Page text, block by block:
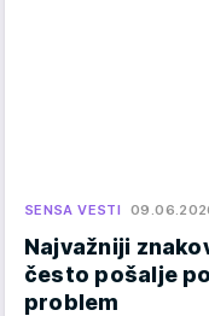
SENSA VESTI
Najvažniji
često pošalje
problem